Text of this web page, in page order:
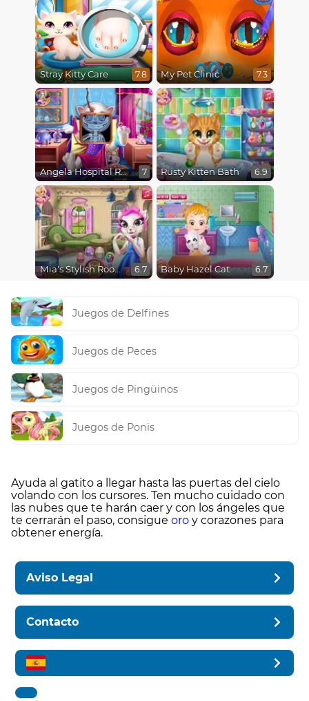
Stray Kitty Care 7.8 My Pet Clinic 7.3
Angela Hospital Recovery 7 Rusty Kitten Bath 6.9
Mia's Stylish Room 6.7 Baby Hazel Cat 6.7
Juegos de Delfines
Juegos de Peces
Juegos de Pingüinos
Juegos de Ponis
Ayuda al gatito a llegar hasta las puertas del cielo
volando con los cursores. Ten mucho cuidado con
las nubes que te harán caer y con los ángeles que
te cerrarán el paso, consigue oro y corazones para
obtener energía.
Aviso Legal
Contacto